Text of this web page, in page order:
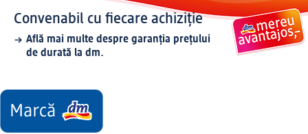
Convenabil cu fiecare achiziție
Află mai multe despre garanția prețului
de durată la dm.